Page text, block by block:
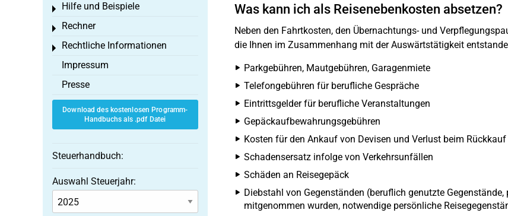
Was kann ich als Reisenebenkosten absetzen?
Neben den Fahrtkosten, den Übernachtungs- und
die Ihnen im Zusammenhang mit der Auswärtstätigkeit
Parkgebühren, Mautgebühren, Garagenmiete
Telefongebühren für berufliche Gespräche
Eintrittsgelder für berufliche Veranstaltungen
Gepäckaufbewahrungsgebühren
Kosten für den Ankauf von Devisen und Verlust beim Rückkauf
Schadensersatz infolge von Verkehrsunfällen
Schäden an Reisegepäck
Diebstahl von Gegenständen (beruflich genutzte
mitgenommen wurden, notwendige persönliche
Hilfe und Beispiele
Toggle menu
Rechner
Toggle menu
Rechtliche Informationen
Toggle menu
Impressum
Presse
Download des kostenlosen Programm-
Handbuchs als .pdf Datei
Steuerhandbuch:
Auswahl Steuerjahr: